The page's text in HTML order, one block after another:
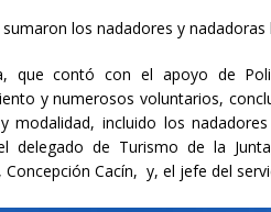
los nadadores y
que contó con el apoyo de
y numerosos voluntarios,
modalidad, incluido los
delegado de Turismo de la
Concepción Cacín, y, el jefe del